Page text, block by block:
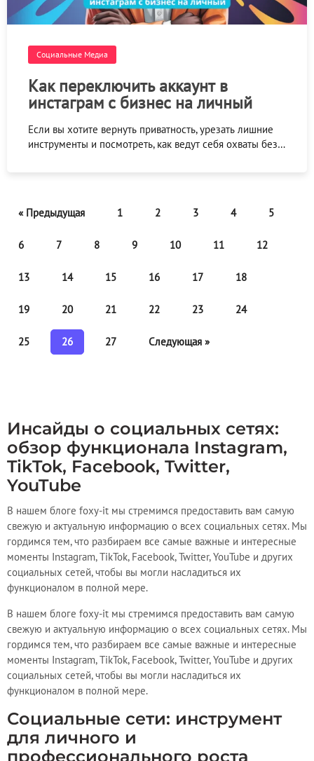
Социальные Медиа
Как переключить аккаунт в
инстаграм с бизнес на личный
Если вы хотите вернуть приватность, урезать лишние
инструменты и посмотреть, как ведут себя охваты без…
« Предыдущая 1 2 3 4 5
6 7 8 9 10 11 12
13 14 15 16 17 18
19 20 21 22 23 24
25 26 27 Следующая »
Инсайды о социальных сетях:
обзор функционала Instagram,
TikTok, Facebook, Twitter,
YouTube
В нашем блоге foxy-it мы стремимся предоставить вам самую
свежую и актуальную информацию о всех социальных сетях. Мы
гордимся тем, что разбираем все самые важные и интересные
моменты Instagram, TikTok, Facebook, Twitter, YouTube и других
социальных сетей, чтобы вы могли насладиться их
функционалом в полной мере.
В нашем блоге foxy-it мы стремимся предоставить вам самую
свежую и актуальную информацию о всех социальных сетях. Мы
гордимся тем, что разбираем все самые важные и интересные
моменты Instagram, TikTok, Facebook, Twitter, YouTube и других
социальных сетей, чтобы вы могли насладиться их
функционалом в полной мере.
Социальные сети: инструмент
для личного и
профессионального роста